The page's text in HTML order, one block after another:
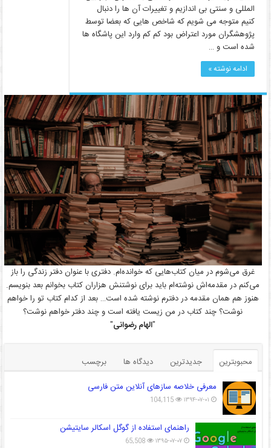
المللی و سنتی بی اندازیم و تغییرات آن ها را دنبال
کنیم متوجه می شویم که شاخص هایی که بعضا توسط
پژوهشگران مورد اعتراض بود کم کم وارد این پاشگاه ها
شده است و …
ادامه نوشته »
غرق می‌شوم در میان کتاب‌هایی که خوانده‌ام. دفتری با عنوان دفتر زندگی را باز
می‌کنم در مقدمه‌اش نوشته‌ام باید برای نوشتنش هزاران کتاب بخوانم بعد بنویسم.
هنوز هم همان مقدمه در دفترم نوشته شده است… بعد از کدام کتاب تو را خواهم
نوشت؟ چند کتاب در من زیست یافته است و چند دفتر خواهم نوشت؟
"الهام رضوانی"
محبوبترین جدیدترین دیدگاه ها
برچسب
معرفی خلاصه سازهای آنلاین متن فارسی
۱۳۹۴-۰۷-۰۱ 104,115
راهنمای استفاده از گوگل اسکالر سایتیشن
۱۳۹۵-۰۷-۰۷ 65,508